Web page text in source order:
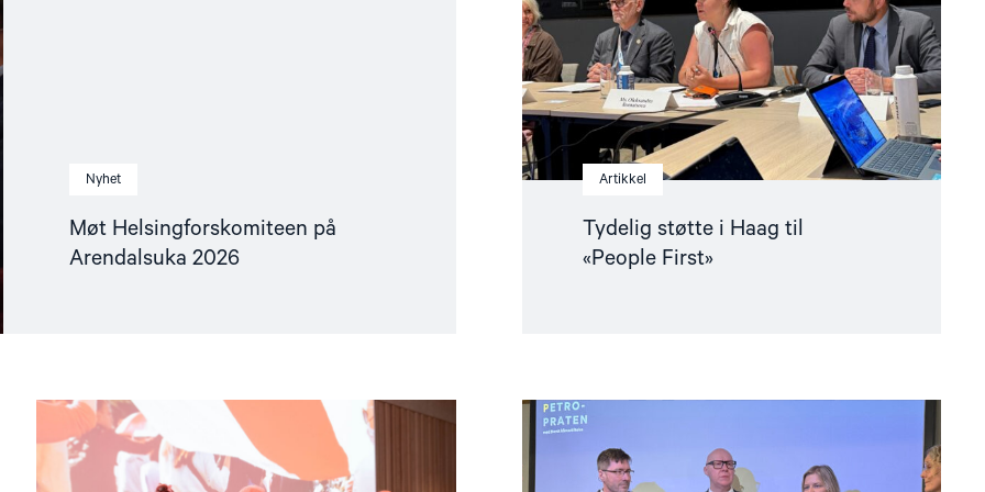
Nyhet
Møt Helsingforskomiteen på
Arendalsuka 2026
Artikkel
Tydelig støtte i Haag til
«People First»
First»"
article
"Kampen
for
et
i
spill"